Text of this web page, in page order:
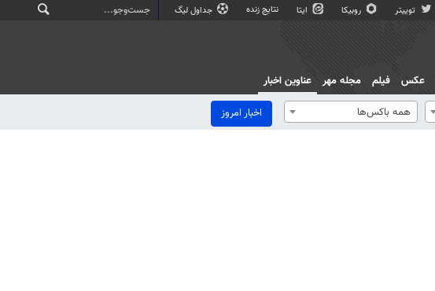
توییتر روبیکا ایتا نتایج زنده جداول لیگ
عکس فیلم مجله مهر
عناوین اخبار
همه باکس‌ها اخبار امروز